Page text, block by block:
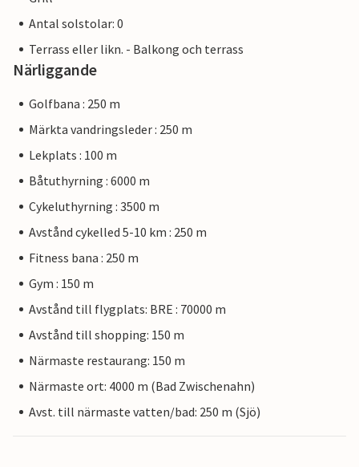
Antal solstolar: 0
Terrass eller likn. - Balkong och terrass
Närliggande
Golfbana : 250 m
Märkta vandringsleder : 250 m
Lekplats : 100 m
Båtuthyrning : 6000 m
Cykeluthyrning : 3500 m
Avstånd cykelled 5-10 km : 250 m
Fitness bana : 250 m
Gym : 150 m
Avstånd till flygplats: BRE : 70000 m
Avstånd till shopping: 150 m
Närmaste restaurang: 150 m
Närmaste ort: 4000 m (Bad Zwischenahn)
Avst. till närmaste vatten/bad: 250 m (Sjö)